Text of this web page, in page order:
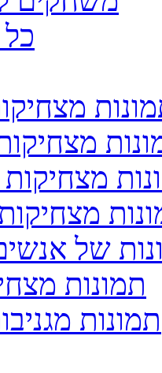
של
תמונות
תמונות